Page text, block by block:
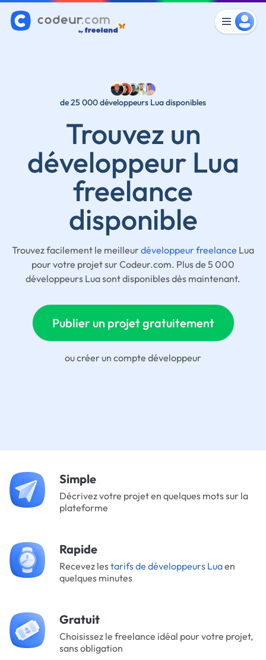
de 25 000 développeurs Lua disponibles
Trouvez un
développeur Lua
freelance
disponible
Trouvez facilement le meilleurdéveloppeur freelance Lua
pour votre projet sur Codeur.com. Plus de 5 000
développeurs Lua sont disponibles dès maintenant.
Publier un projet gratuitement
oucréer un compte développeur
Simple
Décrivez votre projet en quelques mots sur la
plateforme
Rapide
Recevez lestarifs de développeurs Luaen
quelques minutes
Gratuit
Choisissez le freelance idéal pour votre projet,
sans obligation